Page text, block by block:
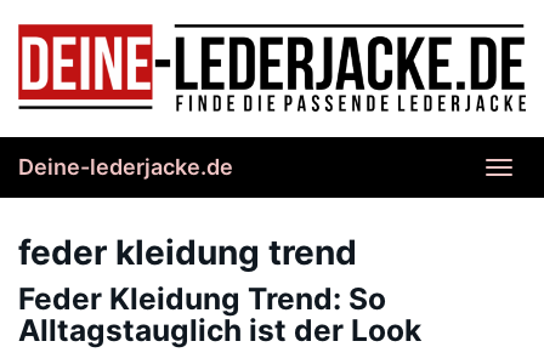
content
Deine-lederjacke.de
feder kleidung trend
Feder Kleidung Trend: So
Alltagstauglich ist der Look